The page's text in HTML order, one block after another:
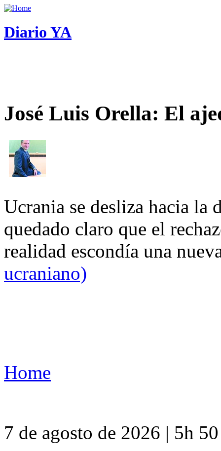
Diario YA
José Luis Orella: El
Ucrania se desliza hacia
quedado claro que el
realidad escondía una
ucraniano)
Home
7 de agosto de 2026 | 5h